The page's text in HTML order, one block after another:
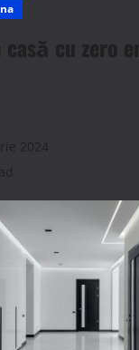
casă cu zero
2024